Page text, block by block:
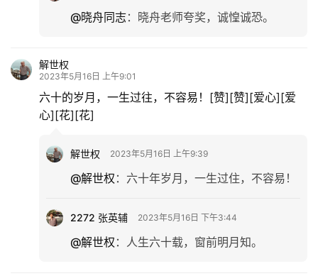
@晓舟同志： 晓舟老师夸奖，诚惶诚恐。
解世权
2023年5月16日 上午9:01
六十的岁月，一生过往，不容易！[赞][赞][爱心][爱
心][花][花]
解世权 2023年5月16日 上午9:39
@解世权 ： 六十年岁月，一生过住，不容易！
2272 张英辅 2023年5月16日 下午3:44
@解世权 ： 人生六十载，窗前明月知。